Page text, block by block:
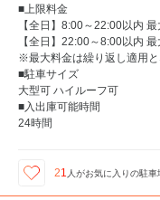
■上限料金
【全日】8:00～22:00以内
【全日】22:00～8:00以内
※最大料金は繰り返し適用と
■駐車サイズ
大型可 ハイルーフ可
■入出庫可能時間
24時間
21 人がお気に入りの駐車